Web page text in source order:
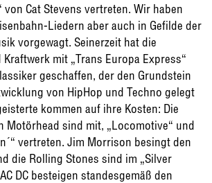
von Cat Stevens vertreten. Wir haben
Liedern aber auch in Gefilde der
vorgewagt. Seinerzeit hat die
mit „Trans Europa Express“
geschaffen, der den Grundstein
von HipHop und Techno gelegt
kommen auf ihre Kosten: Die
Motörhead sind mit, „Locomotive“ und
vertreten. Jim Morrison besingt den
die Rolling Stones sind im „Silver
DC besteigen standesgemäß den